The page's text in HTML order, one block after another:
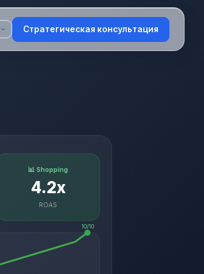
Стратегическая консультация
📊 Shopping
4.2x
ROAS
10/10